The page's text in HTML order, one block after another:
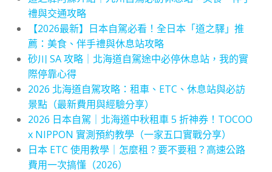
禮與交通攻略
【2026最新】日本自駕必看！全日本「道之驛」推
薦：美食、伴手禮與休息站攻略
砂川 SA 攻略｜北海道自駕途中必停休息站，我的實
際停靠心得
2026 北海道自駕攻略：租車、ETC、休息站與必訪
景點（最新費用與經驗分享）
2026 日本自駕｜北海道中秋租車 5 折神券！TOCOO
x NIPPON 實測預約教學（一家五口實戰分享）
日本 ETC 使用教學｜怎麼租？要不要租？高速公路
費用一次搞懂（2026）